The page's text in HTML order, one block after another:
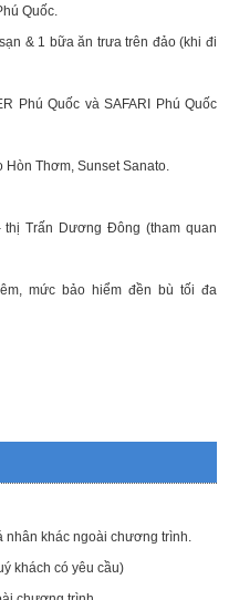
Quốc.
& 1 bữa ăn trưa trên đảo (khi đi
Phú Quốc và SAFARI Phú Quốc
Hòn Thơm, Sunset Sanato.
Trấn Dương Đông (tham quan
mức bảo hiểm đền bù tối đa
nhân khác ngoài chương trình.
khách có yêu cầu)